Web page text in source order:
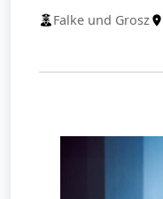
Falke und Grosz